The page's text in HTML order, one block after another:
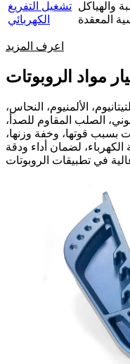
تشغيل التفريغ
الكهربائي
والهياكل
اعرف المزيد
مواد الروبوتات
الألمنيوم، النحاس،
الصلب المقاوم للصدأ،
بسبب قوتها، وخفة وزنها،
الكهرباء، لضمان أداء ودقة